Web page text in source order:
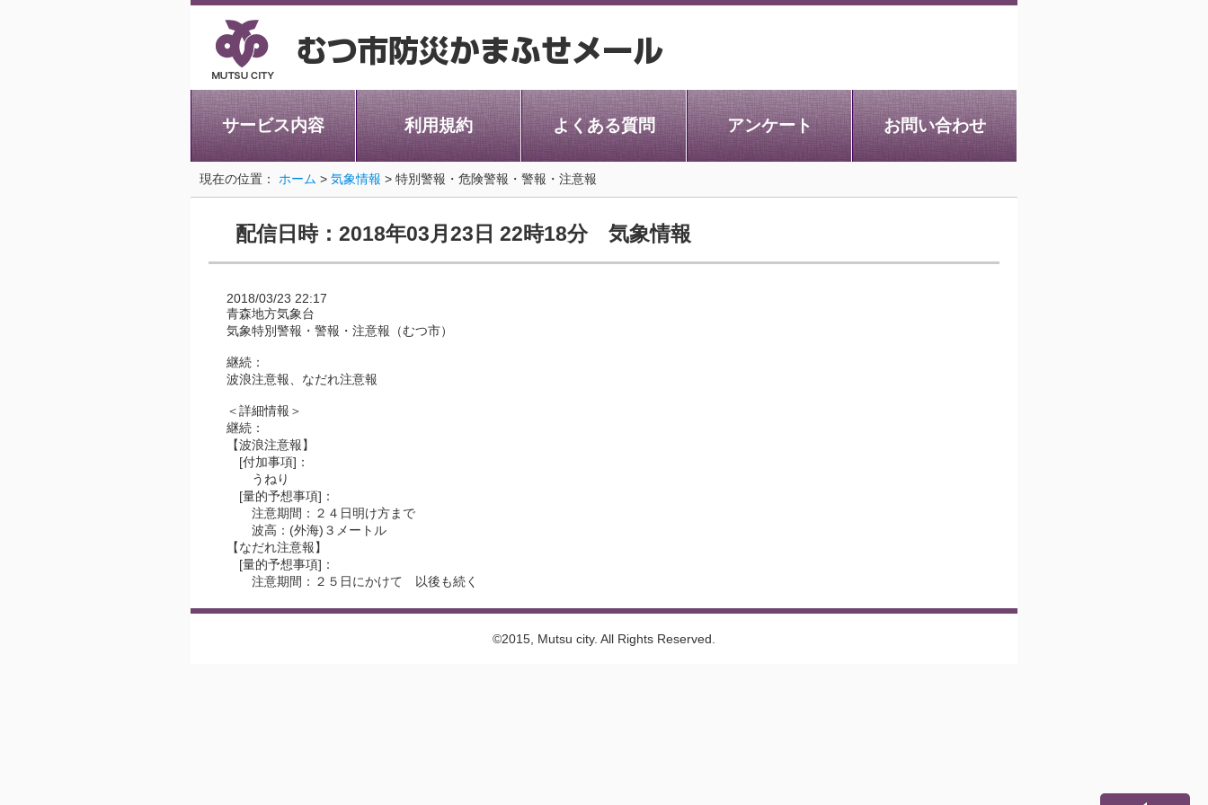
サービス内容 利用規約 よくある質問 アンケート お問い合わせ
現在の位置： ホーム > 気象情報 > 特別警報・危険警報・警報・注意報
配信日時：2018年03月23日 22時18分 気象情報
2018/03/23 22:17
青森地方気象台
気象特別警報・警報・注意報（むつ市）
継続：
波浪注意報、なだれ注意報
＜詳細情報＞
継続：
【波浪注意報】
[付加事項]：
うねり
[量的予想事項]：
注意期間：２４日明け方まで
波高：(外海)３メートル
【なだれ注意報】
[量的予想事項]：
注意期間：２５日にかけて 以後も続く
©2015, Mutsu city. All Rights Reserved.